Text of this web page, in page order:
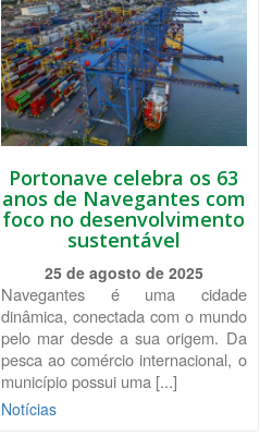
Portonave celebra os 63
anos de Navegantes com
foco no desenvolvimento
sustentável
25 de agosto de 2025
Navegantes é uma cidade
dinâmica, conectada com o mundo
pelo mar desde a sua origem. Da
pesca ao comércio internacional, o
município possui uma [...]
Notícias